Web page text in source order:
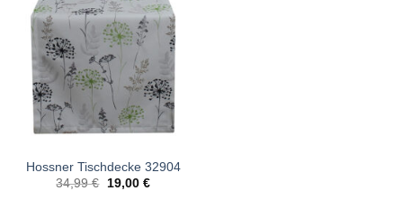
Hossner Tischdecke 32904
34,99€
Ursprünglicher
19,00 €Aktueller